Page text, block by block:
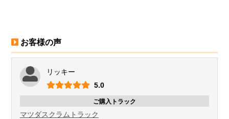
お客様の声
リッキー
5.0
ご購入トラック
マツダスクラムトラック